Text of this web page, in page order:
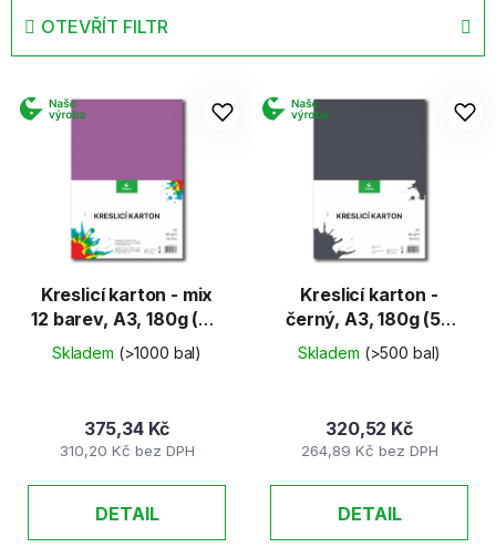
n
p
OTEVŘÍT FILTR
ý
p
Kreslicí karton - mix
12 barev, A3, 180g (60
listů)
Skladem (>1000 bal)
310,20 Kč bez DPH
375,34 Kč
DETAIL
Kreslicí karton -
černý, A3, 180g (50
listů)
Skladem (>500 bal)
264,89 Kč bez DPH
320,52 Kč
DETAIL